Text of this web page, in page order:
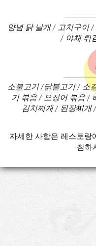
양념 닭 날개 / 고치구이
/ 야채 튀
소불고기 /닭불고기 / 소
기 볶음 / 오징어 볶음 /
김치찌개 / 된장찌개
자세한 사항은 레스토랑
참하